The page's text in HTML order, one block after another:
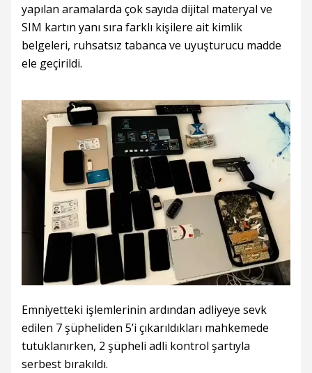
yapılan aramalarda çok sayıda dijital materyal ve
SIM kartın yanı sıra farklı kişilere ait kimlik
belgeleri, ruhsatsız tabanca ve uyuşturucu madde
ele geçirildi.
Emniyetteki işlemlerinin ardından adliyeye sevk
edilen 7 şüpheliden 5’i çıkarıldıkları mahkemede
tutuklanırken, 2 şüpheli adli kontrol şartıyla
serbest bırakıldı.